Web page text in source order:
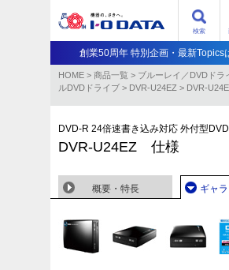
検索
創業50周年 特別企画・最新Topics
HOME > 商品一覧 > ブルーレイ／DVDドラ
ルDVDドライブ > DVR-U24EZ > DVR-
DVD-R 24倍速書き込み対応 外付型
DVR-U24EZ 仕様
概要・特長 ギャ